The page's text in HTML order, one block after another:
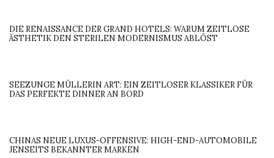
DIE RENAISSANCE DER GRAND HOTELS: WARUM ZEITLOSE
ÄSTHETIK DEN STERILEN MODERNISMUS ABLÖST
SEEZUNGE MÜLLERIN ART: EIN ZEITLOSER KLASSIKER FÜR
DAS PERFEKTE DINNER AN BORD
CHINAS NEUE LUXUS-OFFENSIVE: HIGH-END-AUTOMOBILE
JENSEITS BEKANNTER MARKEN